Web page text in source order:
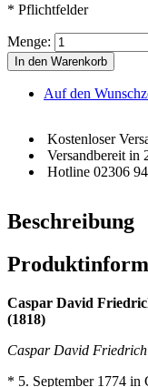
* Pflichtfelder
Menge:
In den Warenkorb
Auf den
Kostenloser
Versandbereit in
Hotline 02306
Beschreibung
Caspar David
(1818)
Caspar David Friedrich
* 5. September 1774 in